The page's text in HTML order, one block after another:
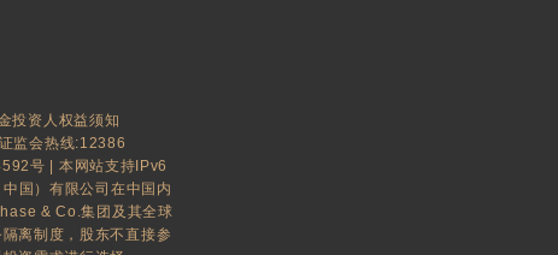
投资人权益须知
证监会热线:12386
号
| 本网站支持IPv6
国）有限公司在中国内
& Co.集团及其全球
离制度，股东不直接参